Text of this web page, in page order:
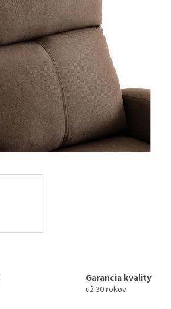
Garancia kvality
už 30 rokov